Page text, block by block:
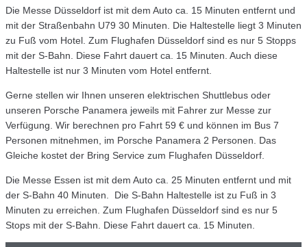
Die Messe Düsseldorf ist mit dem Auto ca. 15 Minuten entfernt und
mit der Straßenbahn U79 30 Minuten. Die Haltestelle liegt 3 Minuten
zu Fuß vom Hotel. Zum Flughafen Düsseldorf sind es nur 5 Stopps
mit der S-Bahn. Diese Fahrt dauert ca. 15 Minuten. Auch diese
Haltestelle ist nur 3 Minuten vom Hotel entfernt.
Gerne stellen wir Ihnen unseren elektrischen Shuttlebus oder
unseren Porsche Panamera jeweils mit Fahrer zur Messe zur
Verfügung. Wir berechnen pro Fahrt 59 € und können im Bus 7
Personen mitnehmen, im Porsche Panamera 2 Personen. Das
Gleiche kostet der Bring Service zum Flughafen Düsseldorf.
Die Messe Essen ist mit dem Auto ca. 25 Minuten entfernt und mit
der S-Bahn 40 Minuten. Die S-Bahn Haltestelle ist zu Fuß in 3
Minuten zu erreichen. Zum Flughafen Düsseldorf sind es nur 5
Stops mit der S-Bahn. Diese Fahrt dauert ca. 15 Minuten.